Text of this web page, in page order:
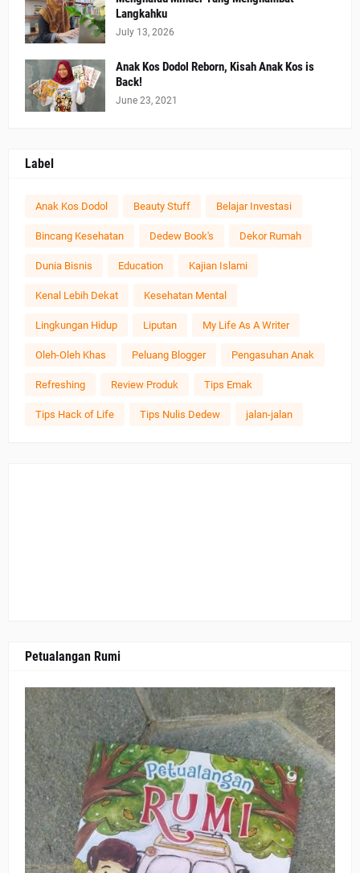
Langkahku
July 13, 2026
Anak Kos Dodol Reborn, Kisah Anak Kos is
Back!
June 23, 2021
Label
Anak Kos Dodol Beauty Stuff Belajar Investasi
Bincang Kesehatan Dedew Book's Dekor Rumah
Dunia Bisnis Education Kajian Islami
Kenal Lebih Dekat Kesehatan Mental
Lingkungan Hidup Liputan My Life As A Writer
Oleh-Oleh Khas Peluang Blogger Pengasuhan Anak
Refreshing Review Produk Tips Emak
Tips Hack of Life Tips Nulis Dedew jalan-jalan
Petualangan Rumi